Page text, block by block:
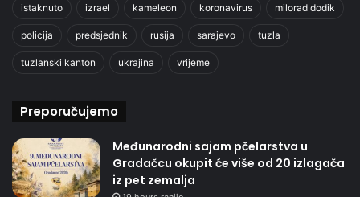
istaknuto izrael kameleon koronavirus milorad dodik
policija predsjednik rusija sarajevo tuzla
tuzlanski kanton ukrajina vrijeme
Preporučujemo
Međunarodni sajam pčelarstva u
Gradačcu okupit će više od 20 izlagača
iz pet zemalja